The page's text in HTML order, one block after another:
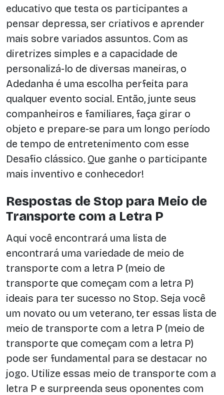
educativo que testa os participantes a
pensar depressa, ser criativos e aprender
mais sobre variados assuntos. Com as
diretrizes simples e a capacidade de
personalizá-lo de diversas maneiras, o
Adedanha é uma escolha perfeita para
qualquer evento social. Então, junte seus
companheiros e familiares, faça girar o
objeto e prepare-se para um longo período
de tempo de entretenimento com esse
Desafio clássico. Que ganhe o participante
mais inventivo e conhecedor!
Respostas de Stop para Meio de
Transporte com a Letra P
Aqui você encontrará uma lista de
encontrará uma variedade de meio de
transporte com a letra P (meio de
transporte que começam com a letra P)
ideais para ter sucesso no Stop. Seja você
um novato ou um veterano, ter essas lista de
meio de transporte com a letra P (meio de
transporte que começam com a letra P)
pode ser fundamental para se destacar no
jogo. Utilize essas meio de transporte com a
letra P e surpreenda seus oponentes com